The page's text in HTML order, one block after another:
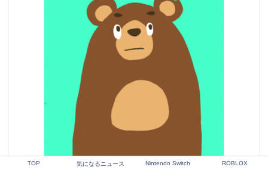
TOP 気になるニュース Nintendo Switch ROBLOX